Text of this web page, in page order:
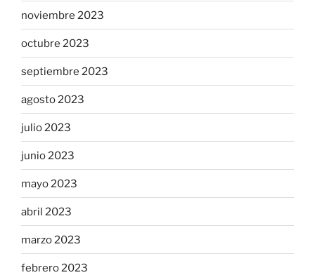
noviembre 2023
octubre 2023
septiembre 2023
agosto 2023
julio 2023
junio 2023
mayo 2023
abril 2023
marzo 2023
febrero 2023